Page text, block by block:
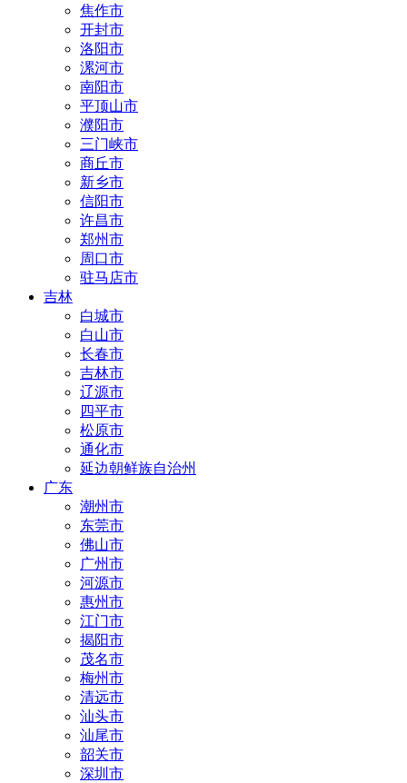
焦作市
开封市
洛阳市
漯河市
南阳市
平顶山市
濮阳市
三门峡市
商丘市
新乡市
信阳市
许昌市
郑州市
周口市
驻马店市
吉林
白城市
白山市
长春市
吉林市
辽源市
四平市
松原市
通化市
延边朝鲜族自治州
广东
潮州市
东莞市
佛山市
广州市
河源市
惠州市
江门市
揭阳市
茂名市
梅州市
清远市
汕头市
汕尾市
韶关市
深圳市